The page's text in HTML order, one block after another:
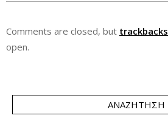
Comments are closed, but trackbacks
open.
ΑΝΑΖΉΤΗΣΗ